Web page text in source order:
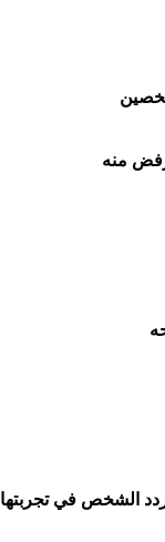
الشخص في تجربتها